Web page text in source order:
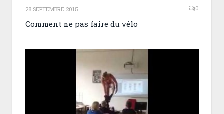
28 SEPTEMBRE 2015 0
Comment ne pas faire du vélo